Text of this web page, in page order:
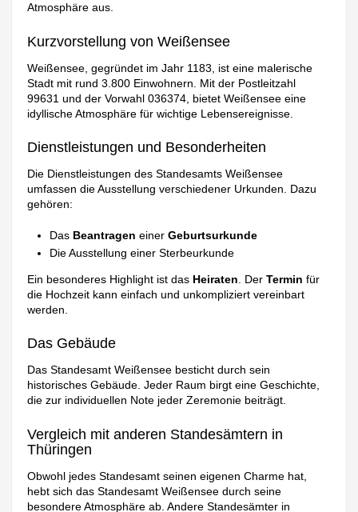
Atmosphäre aus.
Kurzvorstellung von Weißensee
Weißensee, gegründet im Jahr 1183, ist eine malerische
Stadt mit rund 3.800 Einwohnern. Mit der Postleitzahl
99631 und der Vorwahl 036374, bietet Weißensee eine
idyllische Atmosphäre für wichtige Lebensereignisse.
Dienstleistungen und Besonderheiten
Die Dienstleistungen des Standesamts Weißensee
umfassen die Ausstellung verschiedener Urkunden. Dazu
gehören:
Das Beantragen einerGeburtsurkunde
Die Ausstellung einer Sterbeurkunde
Ein besonderes Highlight ist das Heiraten . DerTermin für
die Hochzeit kann einfach und unkompliziert vereinbart
werden.
Das Gebäude
Das Standesamt Weißensee besticht durch sein
historisches Gebäude. Jeder Raum birgt eine Geschichte,
die zur individuellen Note jeder Zeremonie beiträgt.
Vergleich mit anderen Standesämtern in
Thüringen
Obwohl jedes Standesamt seinen eigenen Charme hat,
hebt sich das Standesamt Weißensee durch seine
besondere Atmosphäre ab. Andere Standesämter in